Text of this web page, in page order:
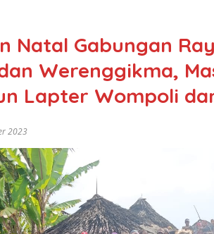
Natal Gabungan
Werenggikma,
Lapter Wompoli
2023